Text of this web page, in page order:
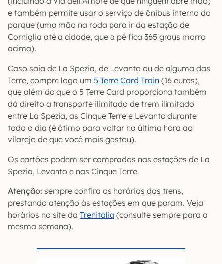
e também permite usar o serviço de ônibus interno do
parque (uma mão na roda para ir da estação de
Corniglia até a cidade, que a pé fica 365 graus morro
acima).
Caso saia de La Spezia, de Levanto ou de alguma das
Terre, compre logo um 5 Terre Card Train (16 euros),
que além do que o 5 Terre Card proporciona também
dá direito a transporte ilimitado de trem ilimitado
entre La Spezia, as Cinque Terre e Levanto durante
todo o dia (é ótimo para voltar na última hora ao
vilarejo de que você mais gostou).
Os cartões podem ser comprados nas estações de La
Spezia, Levanto e nas Cinque Terre.
Atenção: sempre confira os horários dos trens,
prestando atenção às estações em que param. Veja
horários no site da Trenitalia (consulte sempre para a
mesma semana).